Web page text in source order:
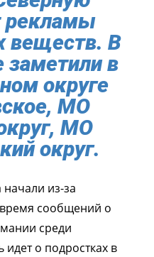
рекламы
веществ. В
заметили в
округе
МО
МО
округ.
из-за
сообщений о
среди
о подростках в